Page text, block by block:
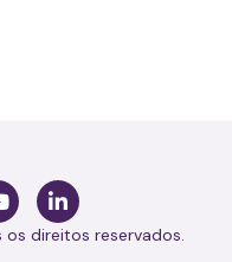
direitos reservados.